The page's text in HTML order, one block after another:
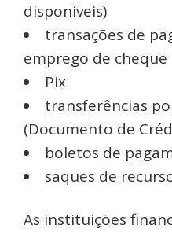
disponíveis)
transações de
emprego de cheque
Pix
transferências
(Documento de
boletos de
saques de
As instituições